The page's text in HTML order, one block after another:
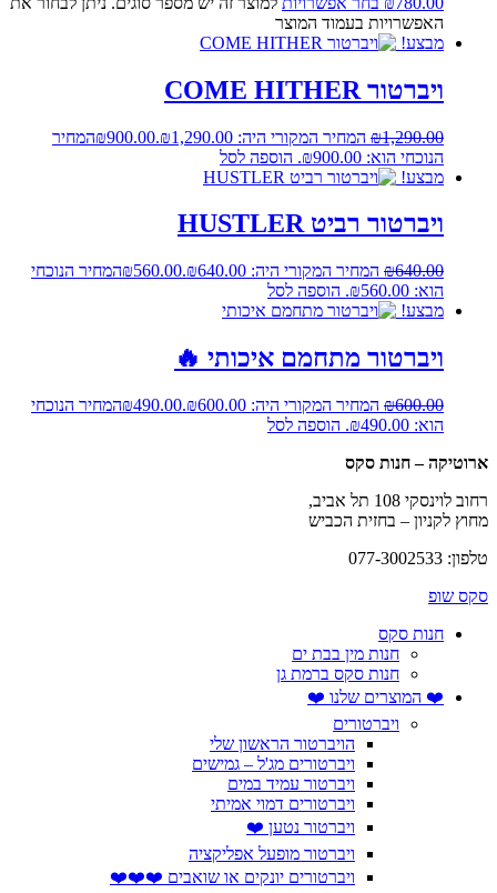
האפשרויות בעמוד המוצר
מבצע!
ויברטור COME HITHER
₪1,290.00 המחיר המקורי היה: ₪1,290.00. ₪900.00
המחיר
הנוכחי הוא: ₪900.00.
הוספה לסל
מבצע!
ויברטור רביט HUSTLER
₪640.00 המחיר המקורי היה: ₪640.00. ₪560.00
המחיר הנוכחי
הוא: ₪560.00.
הוספה לסל
מבצע!
ויברטור מתחמם איכותי 🔥
₪600.00 המחיר המקורי היה: ₪600.00. ₪490.00
המחיר הנוכחי
הוא: ₪490.00.
הוספה לסל
ארוטיקה – חנות סקס
רחוב לוינסקי 108 תל אביב,
מחוץ לקניון – בחזית הכביש
טלפון: 077-3002533
סקס שופ
חנות סקס
חנות מין בבת ים
חנות סקס ברמת גן
❤️ המוצרים שלנו ❤️
ויברטורים
הויברטור הראשון שלי
ויברטורים מג'ל – גמישים
ויברטור עמיד במים
ויברטורים דמוי אמיתי
ויברטור נטען ❤️
ויברטור מופעל אפליקציה
ויברטורים יונקים או שואבים ❤️❤️❤️